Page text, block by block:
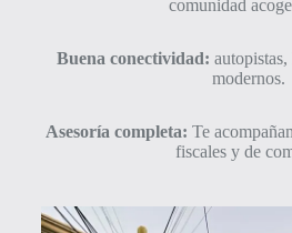
comunidad
Buena conectividad:
modernos.
Asesoría completa: Te
fiscales y de